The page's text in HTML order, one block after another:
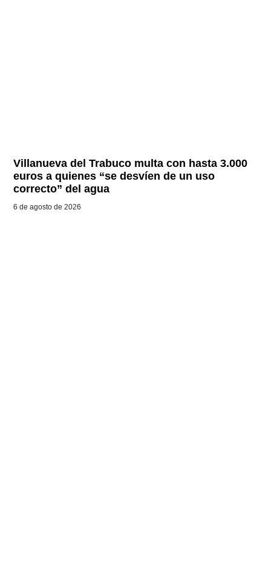
Villanueva del Trabuco multa con hasta 3.000
euros a quienes “se desvíen de un uso
correcto” del agua
6 de agosto de 2026